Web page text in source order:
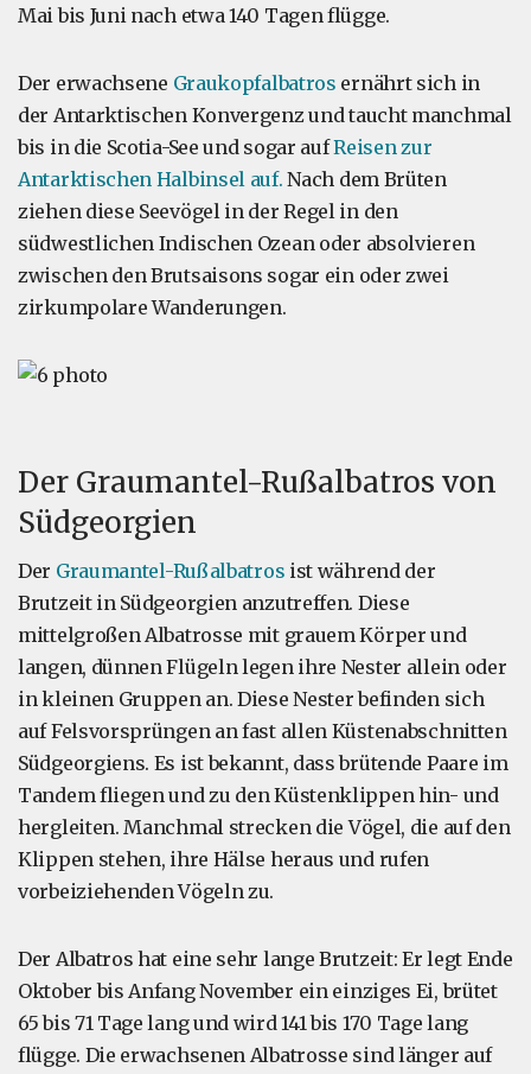
Mai bis Juni nach etwa 140 Tagen flügge.
Der erwachsene Graukopfalbatros ernährt sich in
der Antarktischen Konvergenz und taucht manchmal
bis in die Scotia-See und sogar aufReisen zur
Antarktischen Halbinsel auf. Nach dem Brüten
ziehen diese Seevögel in der Regel in den
südwestlichen Indischen Ozean oder absolvieren
zwischen den Brutsaisons sogar ein oder zwei
zirkumpolare Wanderungen.
Der Graumantel-Rußalbatros von
Südgeorgien
Der Graumantel-Rußalbatros ist während der
Brutzeit in Südgeorgien anzutreffen. Diese
mittelgroßen Albatrosse mit grauem Körper und
langen, dünnen Flügeln legen ihre Nester allein oder
in kleinen Gruppen an. Diese Nester befinden sich
auf Felsvorsprüngen an fast allen Küstenabschnitten
Südgeorgiens. Es ist bekannt, dass brütende Paare im
Tandem fliegen und zu den Küstenklippen hin- und
hergleiten. Manchmal strecken die Vögel, die auf den
Klippen stehen, ihre Hälse heraus und rufen
vorbeiziehenden Vögeln zu.
Der Albatros hat eine sehr lange Brutzeit: Er legt Ende
Oktober bis Anfang November ein einziges Ei, brütet
65 bis 71 Tage lang und wird 141 bis 170 Tage lang
flügge. Die erwachsenen Albatrosse sind länger auf